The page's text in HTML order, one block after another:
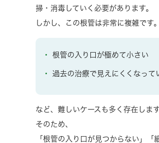
掃・消毒していく必要があります。
しかし、この根管は非常に複雑です。
根管の入り口が極めて小さい
過去の治療で見えにくくなって
など、難しいケースも多く存在します
そのため、
「根管の入り口が見つからない」「